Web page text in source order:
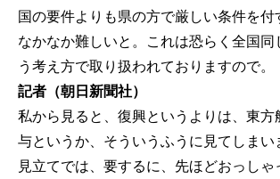
国の要件よりも県の方で厳しい条件を付
なかなか難しいと。これは恐らく全国同
う考え方で取り扱われておりますので。
記者（朝日新聞社）
私から見ると、復興というよりは、東方
与というか、そういうふうに見てしまい
見立てでは、要するに、先ほどおっしゃ